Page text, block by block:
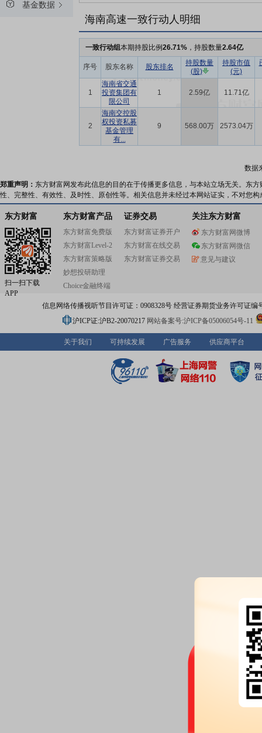
基金数据
海南高速一致行动人明细
一致行动组本期持股比例26.71% ，持股数量2.64亿
序号 股东名称 股东排名
持股数量
(股)
持股市值
(元)
1
海南省交通
投资集团有
限公司
1 2.59亿 11.71亿
2
海南交控股
权投资私募
基金管理
有...
9 568.00万 2573.04万
数据
郑重声明： 东方财富网发布此信息的目的在于传播更多信息，与本站立场无关。东
性、完整性、有效性、及时性、原创性等。相关信息并未经过本网站证实，不对您
东方财富
扫一扫下载
APP
东方财富产品
东方财富免费版
东方财富Level-2
东方财富策略版
妙想投研助理
Choice金融终端
证券交易
东方财富证券开户
东方财富在线交易
东方财富证券交易
关注东方财富
东方财富网微博
东方财富网微信
意见与建议
信息网络传播视听节目许可证：0908328号 经营证券期货业务许可证编
沪ICP证:沪B2-20070217 网站备案号:沪ICP备05006054号-11
关于我们 可持续发展 广告服务 供应商平台